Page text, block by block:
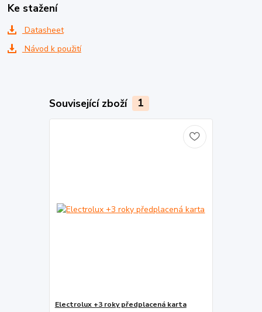
Ke stažení
Datasheet
Návod k použití
Související zboží 1
Electrolux +3 roky předplacená karta